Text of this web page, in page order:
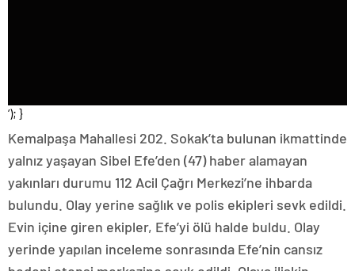
‘); }
Kemalpaşa Mahallesi 202. Sokak’ta bulunan ikmattinde
yalnız yaşayan Sibel Efe’den (47) haber alamayan
yakınları durumu 112 Acil Çağrı Merkezi’ne ihbarda
bulundu. Olay yerine sağlık ve polis ekipleri sevk edildi.
Evin içine giren ekipler, Efe’yi ölü halde buldu. Olay
yerinde yapılan inceleme sonrasında Efe’nin cansız